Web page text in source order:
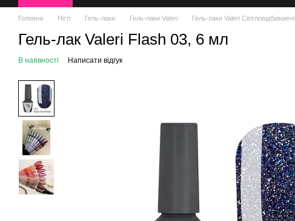
Головна Нігті Гель-лаки Гель-лаки Valeri Гель-лаки Valeri Світловідбиваючі
Гель-лак Valeri Flash 03, 6 мл
В наявності Написати відгук